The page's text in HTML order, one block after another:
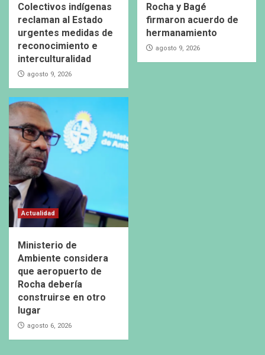
Colectivos indígenas
reclaman al Estado
urgentes medidas de
reconocimiento e
interculturalidad
agosto 9, 2026
Rocha y Bagé
firmaron acuerdo de
hermanamiento
agosto 9, 2026
Actualidad
Ministerio de
Ambiente considera
que aeropuerto de
Rocha debería
construirse en otro
lugar
agosto 6, 2026